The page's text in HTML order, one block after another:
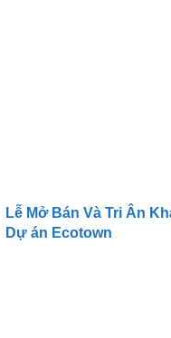
Lễ Mở Bán Và Tri Ân
Dự án Ecotown